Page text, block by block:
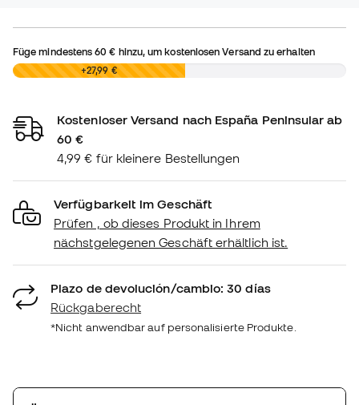
Füge mindestens60 € hinzu, um kostenlosen Versand zu erhalten
0,00 € +27,99 €
Kostenloser Versand nach España Peninsular ab
60 €
4,99 € für kleinere Bestellungen
Verfügbarkeit im Geschäft
Prüfen , ob dieses Produkt in Ihrem
nächstgelegenen Geschäft erhältlich ist.
Plazo de devolución/cambio: 30 días
Rückgaberecht
*Nicht anwendbar auf personalisierte Produkte.